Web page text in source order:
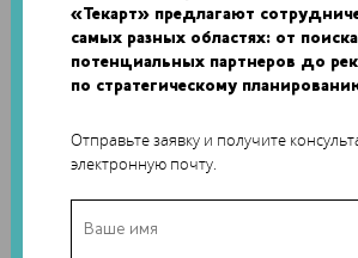
«Текарт» предлагают
самых разных областях: от поиска
потенциальных партнеров до
по стратегическому
Отправьте заявку и получите
электронную почту.